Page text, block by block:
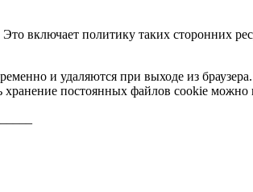
включает политику таких сторонних
и удаляются при выходе из
постоянных файлов cookie можно